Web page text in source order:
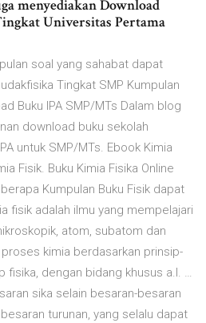
menyediakan Download
Universitas Pertama
soal yang sahabat dapat
Tingkat SMP Kumpulan
Buku IPA SMP/MTs Dalam blog
download buku sekolah
untuk SMP/MTs. Ebook Kimia
Fisik. Buku Kimia Fisika Online
Kumpulan Buku Fisik dapat
fisik adalah ilmu yang mempelajari
atom, subatom dan
kimia berdasarkan prinsip-
fisika, dengan bidang khusus a.l. …
sika selain besaran-besaran
turunan, yang selalu dapat